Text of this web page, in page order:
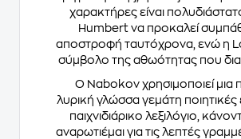
χαρακτήρες είναι
Humbert να προκαλεί
αποστροφή ταυτόχρονα, ενώ η
σύμβολο της αθωότητας που
Ο Nabokov χρησιμοποιεί μια
λυρική γλώσσα γεμάτη ποιητικές
παιχνιδιάρικο λεξιλόγιο,
αναρωτιέμαι για τις λεπτές